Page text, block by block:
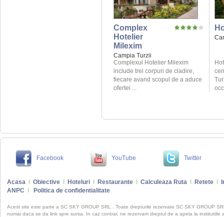
Complex
Hotelier
Milexim
Campia Turzii
Complexul Hotelier Milexim
include trei corpuri de cladire,
fiecare avand scopul de a aduce
ofertei ...
Facebook YouTube Twitter
Acasa Obiective Hoteluri Restaurante Calculeaza Ruta Retete
ANPC
Politica de confidentialitate
Acest site este parte a SC SKY GROUP SRL . Toate drepturile rezervate SC SKY GROUP
numai daca se da link spre sursa. In caz contrar, ne rezervam dreptul de a apela la institutiile